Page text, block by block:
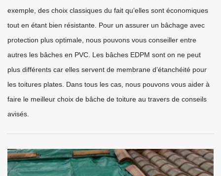
exemple, des choix classiques du fait qu’elles sont économiques
tout en étant bien résistante. Pour un assurer un bâchage avec
protection plus optimale, nous pouvons vous conseiller entre
autres les bâches en PVC. Les bâches EDPM sont on ne peut
plus différents car elles servent de membrane d’étanchéité pour
les toitures plates. Dans tous les cas, nous pouvons vous aider à
faire le meilleur choix de bâche de toiture au travers de conseils
avisés.